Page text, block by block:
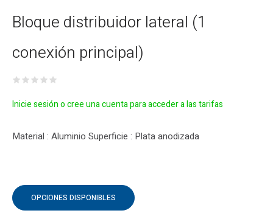
Bloque distribuidor lateral (1
conexión principal)
Inicie sesión o cree una cuenta para acceder a las tarifas
Material : Aluminio Superficie : Plata anodizada
OPCIONES DISPONIBLES